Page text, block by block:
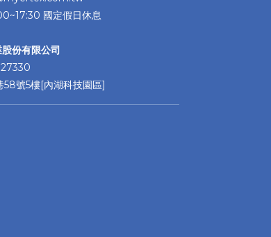
國定假日休息
份有限公司
號5樓[內湖科技園區]